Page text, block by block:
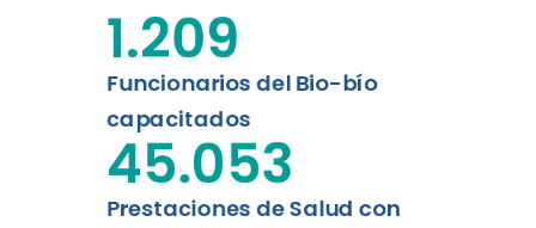
Funcionarios del Bio-bío
capacitados
1.209
Prestaciones de Salud con
45.053